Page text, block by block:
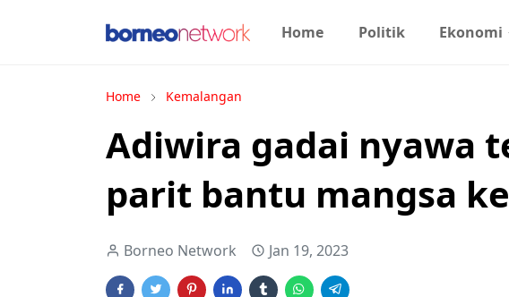
Home Politik Ekonomi
Home Kemalangan
Adiwira gadai nyawa
parit bantu mangsa
Borneo Network Jan 19, 2023